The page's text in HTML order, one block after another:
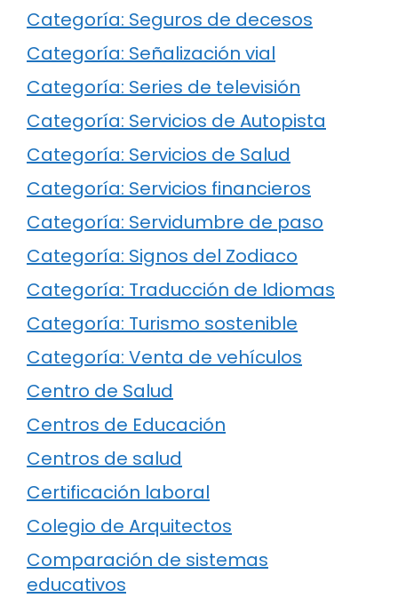
Categoría: Seguros de decesos
Categoría: Señalización vial
Categoría: Series de televisión
Categoría: Servicios de Autopista
Categoría: Servicios de Salud
Categoría: Servicios financieros
Categoría: Servidumbre de paso
Categoría: Signos del Zodiaco
Categoría: Traducción de Idiomas
Categoría: Turismo sostenible
Categoría: Venta de vehículos
Centro de Salud
Centros de Educación
Centros de salud
Certificación laboral
Colegio de Arquitectos
Comparación de sistemas
educativos